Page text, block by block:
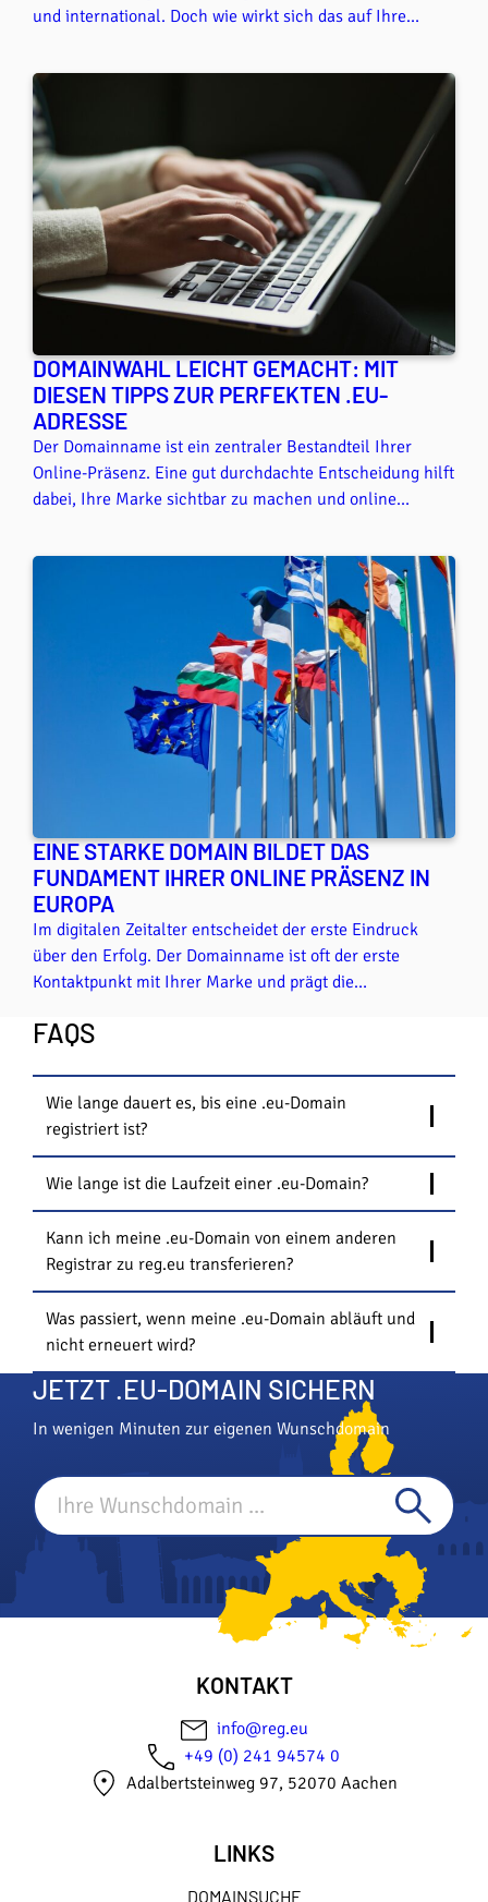
und international. Doch wie wirkt sich das auf Ihre
Ländern innerhalb der EU aus? Und kann lokales SEO
auch mit einer .eu-Adresse funktionieren? Die kurze
Antwort lautet: Ja, das ist möglich. In diesem Artikel
erfahren Sie, wie Sie lokale Suchmaschinenoptimierung
mit einer .eu-Domain gezielt umsetzen können und
welche Signale darüber hinaus entscheidend sind.
DOMAINWAHL LEICHT GEMACHT: MIT
DIESEN TIPPS ZUR PERFEKTEN .EU-
ADRESSE
Der Domainname ist ein zentraler Bestandteil Ihrer
Online-Präsenz. Eine gut durchdachte Entscheidung hilft
dabei, Ihre Marke sichtbar zu machen und online
Sie Schritt für Schritt, wie Sie zu einer passenden
Domain mit .eu-Endung gelangen.
EINE STARKE DOMAIN BILDET DAS
FUNDAMENT IHRER ONLINE PRÄSENZ IN
EUROPA
Im digitalen Zeitalter entscheidet der erste Eindruck
über den Erfolg. Der Domainname ist oft der erste
Kontaktpunkt mit Ihrer Marke und prägt die
Nutzer. Eine gut gewählte Domain stärkt Ihre
FAQS
Wie lange dauert es, bis eine .eu-Domain
registriert ist?
Wie lange ist die Laufzeit einer .eu-Domain?
Kann ich meine .eu-Domain von einem anderen
Registrar zu reg.eu transferieren?
Was passiert, wenn meine .eu-Domain abläuft und
nicht erneuert wird?
JETZT .EU-DOMAIN SICHERN
In wenigen Minuten zur eigenen Wunschdomain
KONTAKT
info@reg.eu
+49 (0) 241 94574 0
Adalbertsteinweg 97, 52070 Aachen
LINKS
DOMAINSUCHE